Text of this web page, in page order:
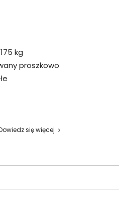
175 kg
proszkowo
się więcej